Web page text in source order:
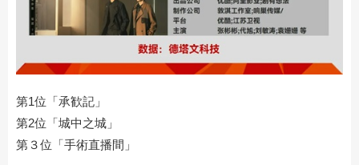
第1位「承歓記」
第2位「城中之城」
第３位「手術直播間」